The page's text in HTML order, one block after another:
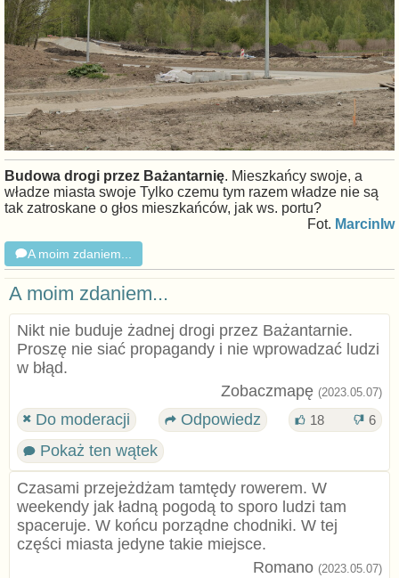
Budowa drogi przez Bażantarnię. Mieszkańcy swoje, a
władze miasta swoje Tylko czemu tym razem władze nie są
tak zatroskane o głos mieszkańców, jak ws. portu?
Fot. MarcinIw
A moim zdaniem...
A moim zdaniem...
Nikt nie buduje żadnej drogi przez Bażantarnie.
Proszę nie siać propagandy i nie wprowadzać ludzi
w błąd.
Zobaczmapę (2023.05.07)
Do moderacji Odpowiedz 18 6
Pokaż ten wątek
Czasami przejeżdżam tamtędy rowerem. W
weekendy jak ładną pogodą to sporo ludzi tam
spaceruje. W końcu porządne chodniki. W tej
części miasta jedyne takie miejsce.
Romano (2023.05.07)